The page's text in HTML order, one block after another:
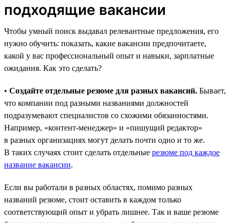
подходящие вакансии
Чтобы умный поиск выдавал релевантные предложения, его
нужно обучить: показать, какие вакансии предпочитаете,
какой у вас профессиональный опыт и навыки, зарплатные
ожидания. Как это сделать?
• Создайте отдельные резюме для разных вакансий. Бывает,
что компании под разными названиями должностей
подразумевают специалистов со схожими обязанностями.
Например, «контент-менеджер» и «пишущий редактор»
в разных организациях могут делать почти одно и то же.
В таких случаях стоит сделать отдельные резюме под каждое
название вакансии.
Если вы работали в разных областях, помимо разных
названий резюме, стоит оставить в каждом только
соответствующий опыт и убрать лишнее. Так и ваше резюме